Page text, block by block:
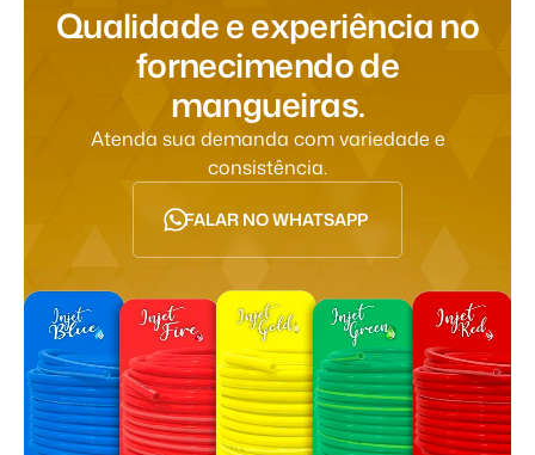
Qualidadeeexperiênciano
fornecimendode
mangueiras.
Atenda sua demanda com variedade e
consistência.
FALAR NO WHATSAPP